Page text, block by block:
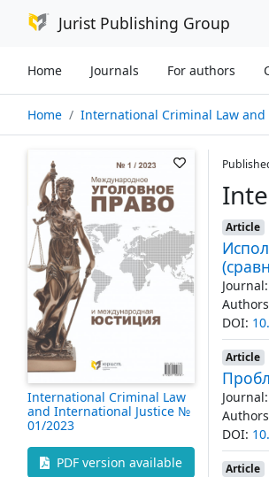
Jurist Publishing Group
Home Journals For authors
Home International Criminal Law
International Criminal Law
and International Justice №
01/2023
PDF version available
Article
Journal:
DOI:
Article
Journal:
DOI:
Article